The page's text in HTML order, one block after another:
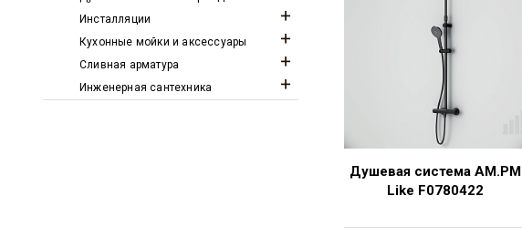
Инсталляции
Кухонные мойки и аксессуары
Сливная арматура
Инженерная сантехника
Душевая система AM.PM
Like F0780422